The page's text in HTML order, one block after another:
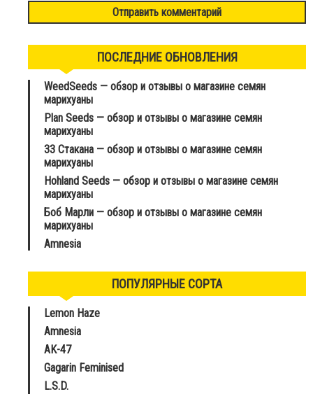
ПОСЛЕДНИЕ ОБНОВЛЕНИЯ
WeedSeeds — обзор и отзывы о магазине семян
марихуаны
Plan Seeds — обзор и отзывы о магазине семян
марихуаны
33 Стакана — обзор и отзывы о магазине семян
марихуаны
Hohland Seeds — обзор и отзывы о магазине семян
марихуаны
Боб Марли — обзор и отзывы о магазине семян
марихуаны
Amnesia
ПОПУЛЯРНЫЕ СОРТА
Lemon Haze
Amnesia
AK-47
Gagarin Feminised
L.S.D.